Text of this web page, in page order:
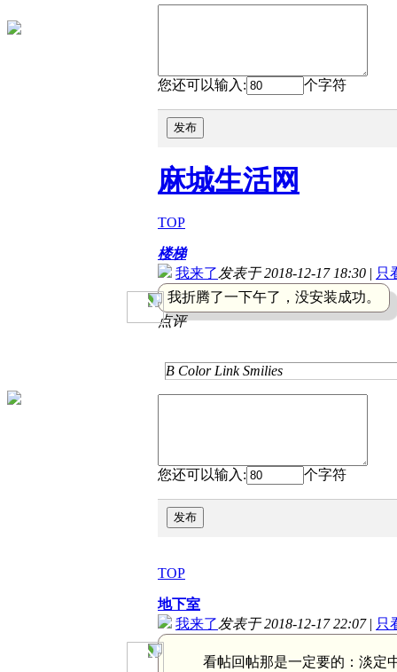
您还可以输入: 个字符
发布
麻城生活网
TOP
楼梯
我来了发表于 2018-12-17 18:30 | 只
我折腾了一下午了，没安装成功。
点评
B Color Link Smilies
您还可以输入: 个字符
发布
TOP
地下室
我来了发表于 2018-12-17 22:07| 只
看帖回帖那是一定要的： 淡定